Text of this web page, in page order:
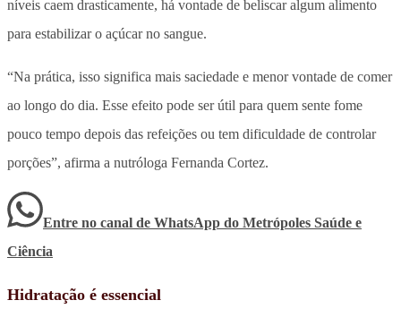
níveis caem drasticamente, há vontade de beliscar algum alimento
para estabilizar o açúcar no sangue.
“Na prática, isso significa mais saciedade e menor vontade de comer
ao longo do dia. Esse efeito pode ser útil para quem sente fome
pouco tempo depois das refeições ou tem dificuldade de controlar
porções”, afirma a nutróloga Fernanda Cortez.
Entre no canal de WhatsApp do Metrópoles Saúde e
Ciência
Hidratação é essencial